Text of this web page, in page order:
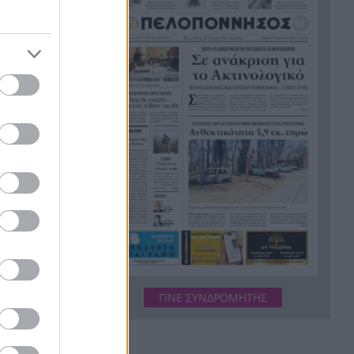
πως
Η ανακοίνωση της ΕΑΠ για
Βασιλάκο και Μαμάση
19:48 Γιατί οδηγήθηκαν στη φυλακή
οι οι δύο Ινδοί, που
κατηγορούνται για τη
ψυχολόγου στο Ναύπλιο,
ΒΙΝΤΕΟ
Το Ιράν στέλνει μήνυμα στον
Κόλπο: «Φρενάρετε τον Τραμπ
ή θα πληγούν κρίσιμες
υποδομές»
«Ευγενικός, ακέραιος και
ανακοίνωση της οικογένειας
ΓΙΝΕ ΣΥΝΔΡΟΜΗΤΗΣ